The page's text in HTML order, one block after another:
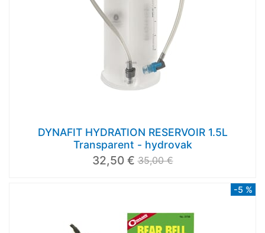
DYNAFIT HYDRATION RESERVOIR 1.5L
Transparent - hydrovak
32,50 € 35,00 €
-5 %